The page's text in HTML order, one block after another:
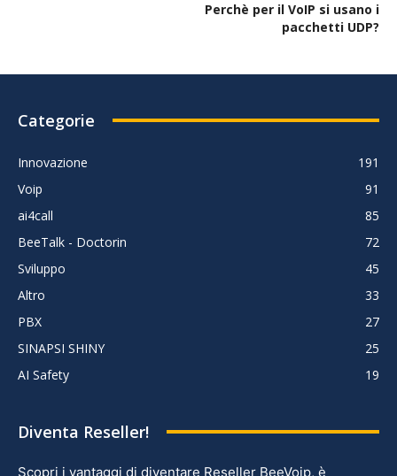
Perchè per il VoIP si usano i
pacchetti UDP?
Categorie
Innovazione
191
Voip
91
ai4call
85
BeeTalk - Doctorin
72
Sviluppo
45
Altro
33
PBX
27
SINAPSI SHINY
25
AI Safety
19
Diventa Reseller!
Scopri i vantaggi di diventare Reseller BeeVoip, è